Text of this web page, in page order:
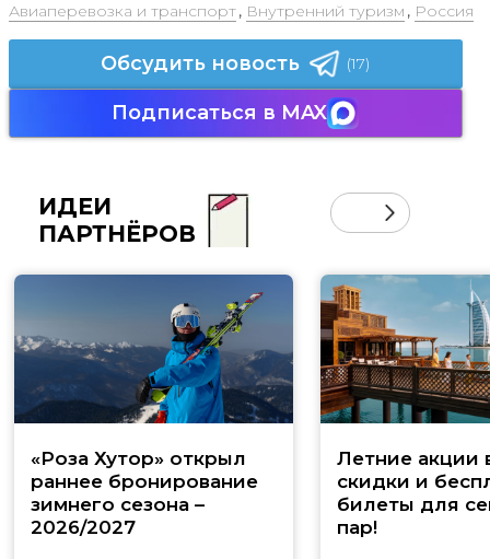
Авиаперевозка и транспорт, Внутренний туризм , Россия
Обсудить новость (17)
Подписаться в MAX
ИДЕИ
ПАРТНЁРОВ
«Роза Хутор» открыл
раннее бронирование
зимнего сезона –
2026/2027
Летние акции
скидки и
билеты для
пар!